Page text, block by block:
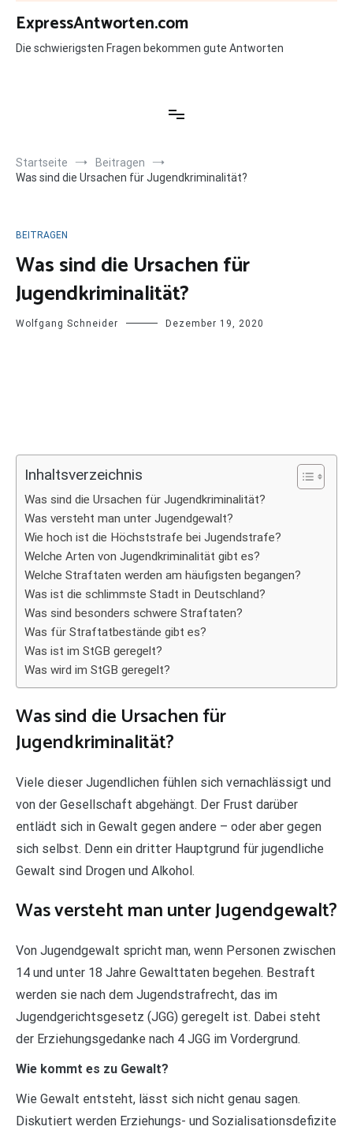
Zum
Inhalt
springen
ExpressAntworten.com
Die schwierigsten Fragen bekommen gute Antworten
Startseite
Beitragen
Was sind die Ursachen für Jugendkriminalität?
BEITRAGEN
Was sind die Ursachen für
Jugendkriminalität?
Wolfgang Schneider Dezember 19, 2020
Inhaltsverzeichnis
Was sind die Ursachen für Jugendkriminalität?
Was versteht man unter Jugendgewalt?
Wie hoch ist die Höchststrafe bei Jugendstrafe?
Welche Arten von Jugendkriminalität gibt es?
Welche Straftaten werden am häufigsten begangen?
Was ist die schlimmste Stadt in Deutschland?
Was sind besonders schwere Straftaten?
Was für Straftatbestände gibt es?
Was ist im StGB geregelt?
Was wird im StGB geregelt?
Was sind die Ursachen für
Jugendkriminalität?
Viele dieser Jugendlichen fühlen sich vernachlässigt und
von der Gesellschaft abgehängt. Der Frust darüber
entlädt sich in Gewalt gegen andere – oder aber gegen
sich selbst. Denn ein dritter Hauptgrund für jugendliche
Gewalt sind Drogen und Alkohol.
Was versteht man unter Jugendgewalt?
Von Jugendgewalt spricht man, wenn Personen zwischen
14 und unter 18 Jahre Gewalttaten begehen. Bestraft
werden sie nach dem Jugendstrafrecht, das im
Jugendgerichtsgesetz (JGG) geregelt ist. Dabei steht
der Erziehungsgedanke nach 4 JGG im Vordergrund.
Wie kommt es zu Gewalt?
Wie Gewalt entsteht, lässt sich nicht genau sagen.
Diskutiert werden Erziehungs- und Sozialisationsdefizite